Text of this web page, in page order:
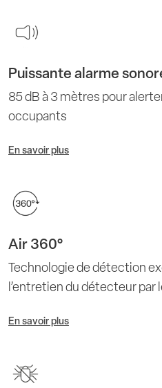
Puissante alarme
85 dB à 3 mètres pour
occupants
En savoir plus
Air 360°
Technologie de détection
l’entretien du détecteur par
En savoir plus